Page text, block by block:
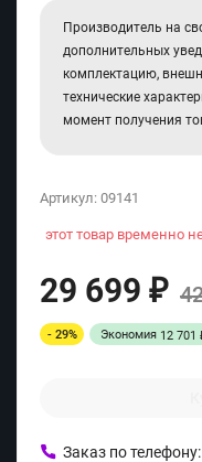
Производитель на
дополнительных
комплектацию,
технические
момент получения
Артикул: 09141
этот товар временно
29 699 ₽
- 29% Экономия 12 701
Заказ по телефону: